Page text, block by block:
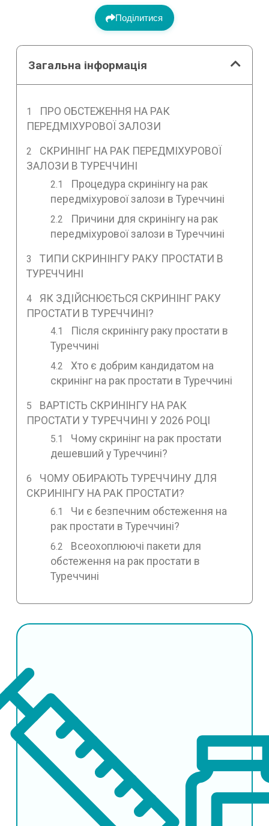
Поділитися
Загальна інформація
ПРО ОБСТЕЖЕННЯ НА РАК
ПЕРЕДМІХУРОВОЇ ЗАЛОЗИ
СКРИНІНГ НА РАК ПЕРЕДМІХУРОВОЇ
ЗАЛОЗИ В ТУРЕЧЧИНІ
Процедура скринінгу на рак
передміхурової залози в Туреччині
Причини для скринінгу на рак
передміхурової залози в Туреччині
ТИПИ СКРИНІНГУ РАКУ ПРОСТАТИ В
ТУРЕЧЧИНІ
ЯК ЗДІЙСНЮЄТЬСЯ СКРИНІНГ РАКУ
ПРОСТАТИ В ТУРЕЧЧИНІ?
Після скринінгу раку простати в
Туреччині
Хто є добрим кандидатом на
скринінг на рак простати в Туреччині
ВАРТІСТЬ СКРИНІНГУ НА РАК
ПРОСТАТИ У ТУРЕЧЧИНІ У 2026 РОЦІ
Чому скринінг на рак простати
дешевший у Туреччині?
ЧОМУ ОБИРАЮТЬ ТУРЕЧЧИНУ ДЛЯ
СКРИНІНГУ НА РАК ПРОСТАТИ?
Чи є безпечним обстеження на
рак простати в Туреччині?
Всеохоплюючі пакети для
обстеження на рак простати в
Туреччині